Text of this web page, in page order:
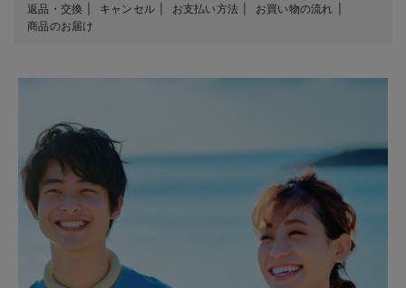
返品・交換 キャンセル お支払い方法
お買い物の流れ
商品のお届け